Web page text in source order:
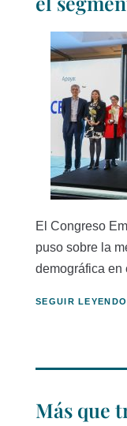
El Congreso
puso sobre la
demográfica en
SEGUIR LEYENDO
Más que